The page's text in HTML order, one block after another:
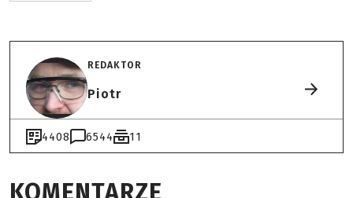
REDAKTOR
Piotr
4408 6544 11